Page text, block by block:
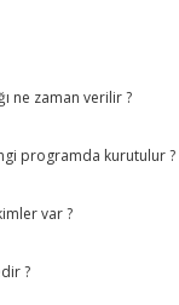
ne zaman verilir ?
programda kurutulur ?
var ?
?